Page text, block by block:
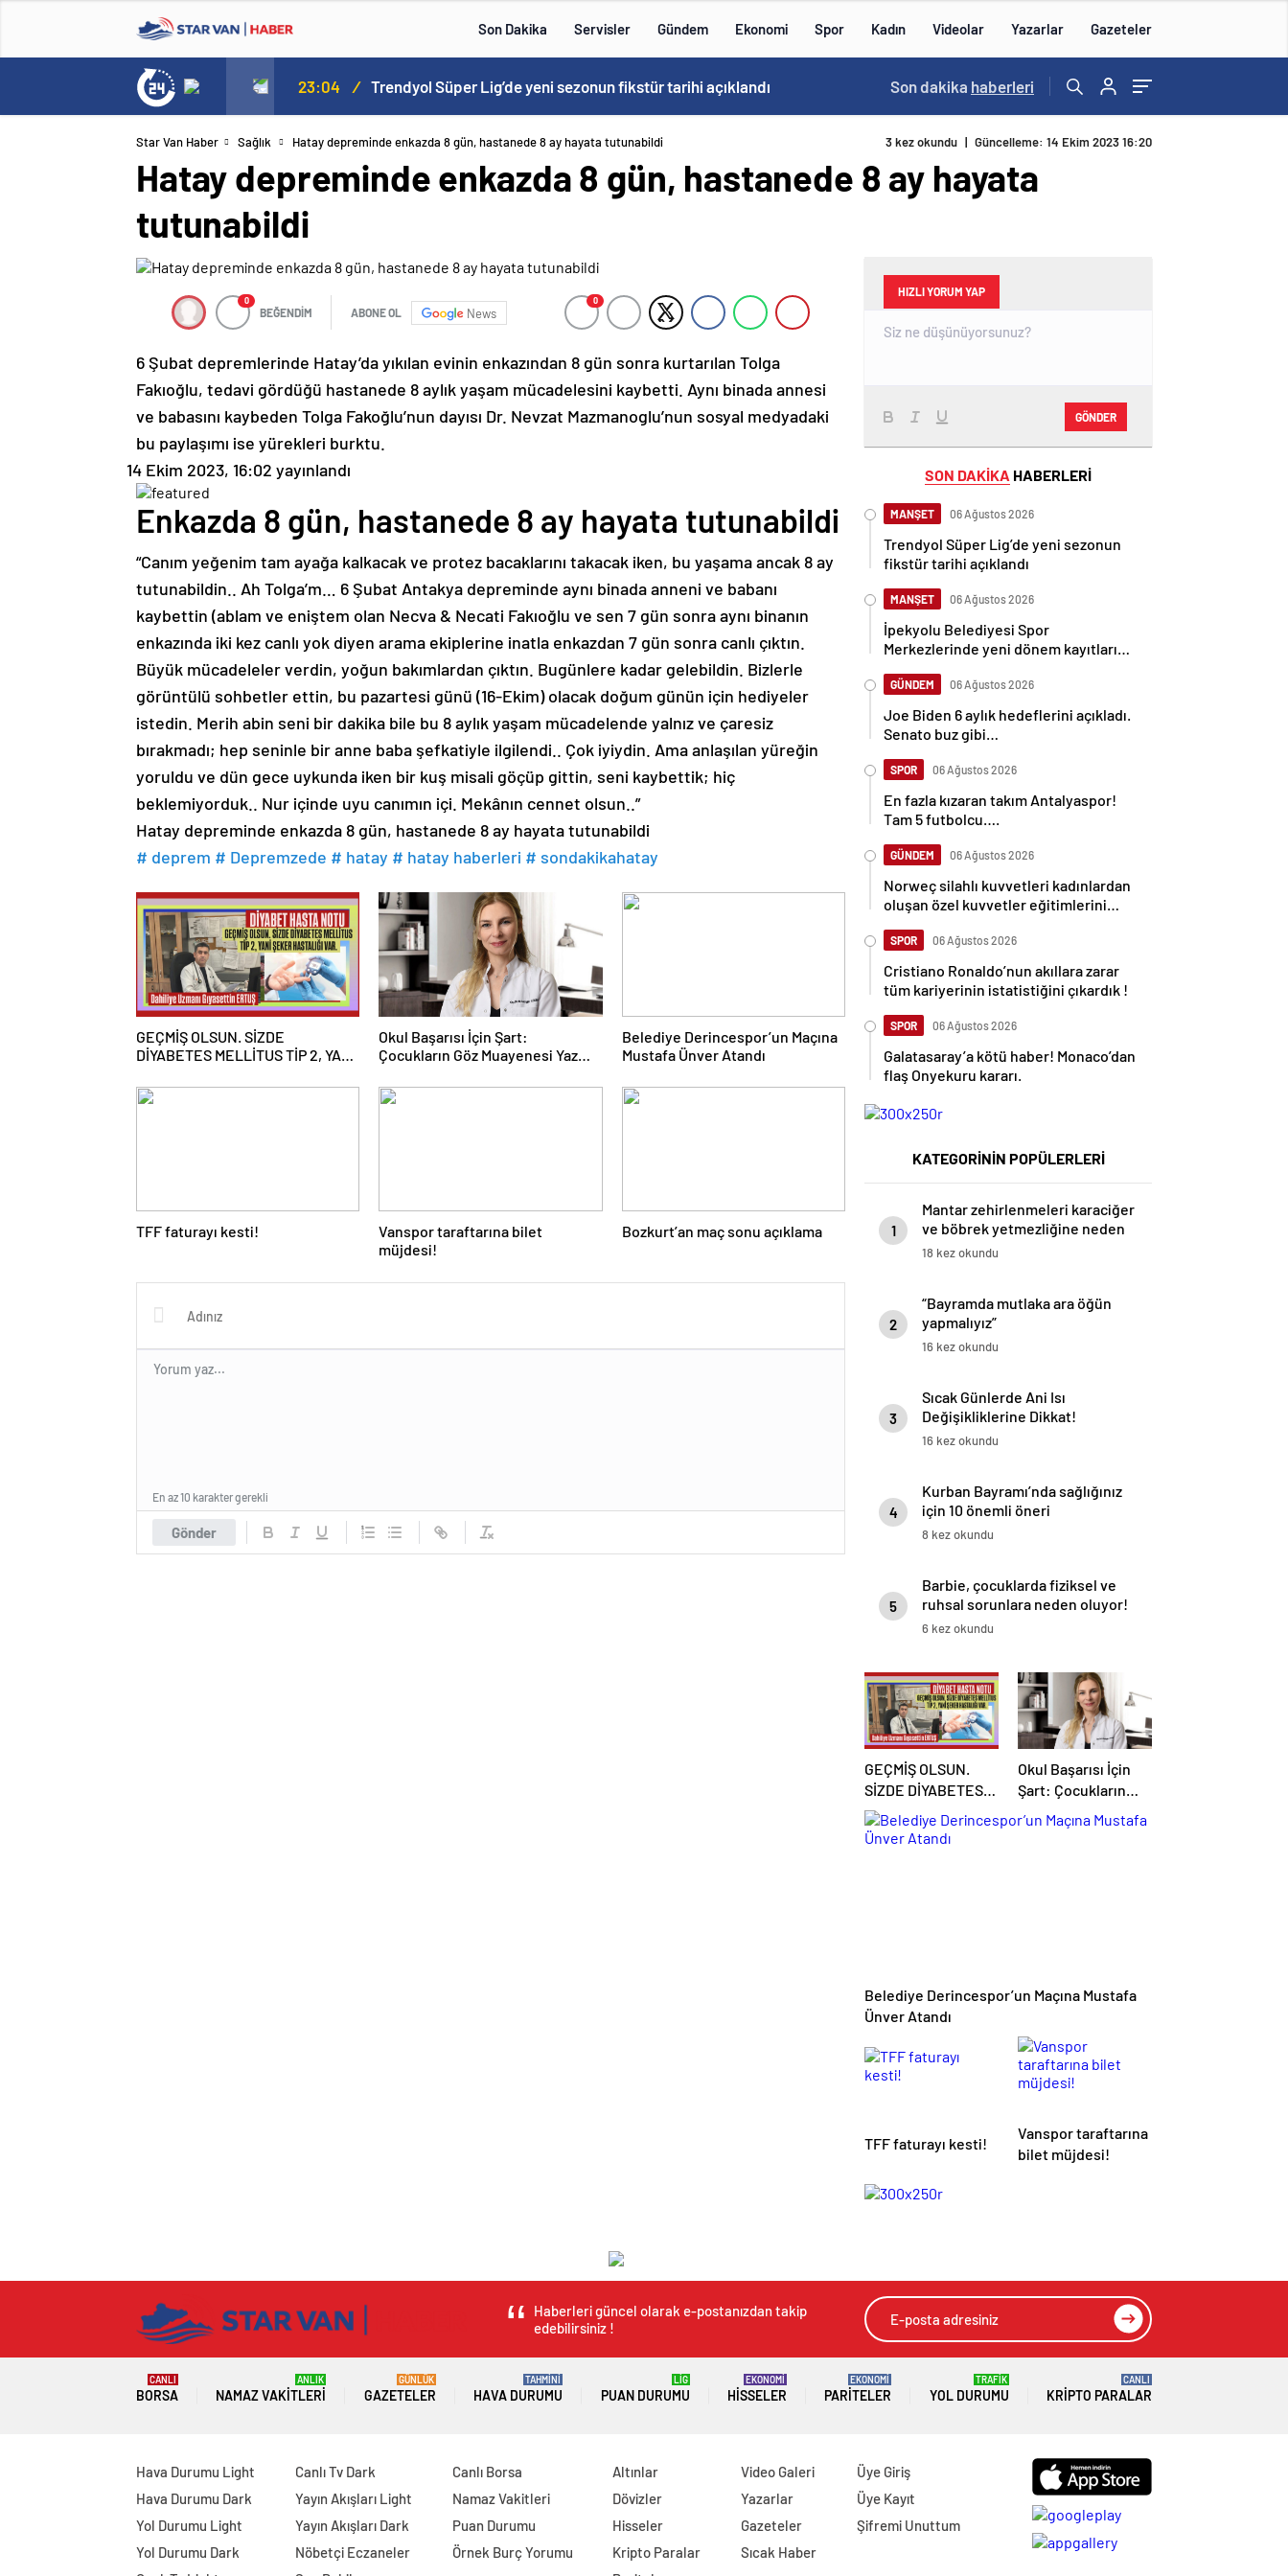
Son Dakika Servisler Gündem Ekonomi Spor Kadın Videolar Yazarlar Gazeteler
23:04 / Trendyol Süper Lig’de yeni sezonun fikstür tarihi açıklandı 22:29 /
Son dakika haberleri
Star Van Haber Sağlık Hatay depreminde enkazda 8 gün, hastanede 8 ay hayata tutunabildi 3 kez okundu | Güncelleme: 14 Ekim 2023 16:20
Hatay depreminde enkazda 8 gün, hastanede 8 ay hayata
tutunabildi
0
BEĞENDİM ABONE OL News
0
6 Şubat depremlerinde Hatay’da yıkılan evinin enkazından 8 gün sonra kurtarılan Tolga
Fakıoğlu, tedavi gördüğü hastanede 8 aylık yaşam mücadelesini kaybetti. Aynı binada annesi
ve babasını kaybeden Tolga Fakoğlu’nun dayısı Dr. Nevzat Mazmanoglu’nun sosyal medyadaki
bu paylaşımı ise yürekleri burktu.
14 Ekim 2023, 16:02 yayınlandı
Enkazda 8 gün, hastanede 8 ay hayata tutunabildi
“Canım yeğenim tam ayağa kalkacak ve protez bacaklarını takacak iken, bu yaşama ancak 8 ay
tutunabildin.. Ah Tolga’m… 6 Şubat Antakya depreminde aynı binada anneni ve babanı
kaybettin (ablam ve eniştem olan Necva & Necati Fakıoğlu ve sen 7 gün sonra aynı binanın
enkazında iki kez canlı yok diyen arama ekiplerine inatla enkazdan 7 gün sonra canlı çıktın.
Büyük mücadeleler verdin, yoğun bakımlardan çıktın. Bugünlere kadar gelebildin. Bizlerle
görüntülü sohbetler ettin, bu pazartesi günü (16-Ekim) olacak doğum günün için hediyeler
istedin. Merih abin seni bir dakika bile bu 8 aylık yaşam mücadelende yalnız ve çaresiz
bırakmadı; hep seninle bir anne baba şefkatiyle ilgilendi.. Çok iyiydin. Ama anlaşılan yüreğin
yoruldu ve dün gece uykunda iken bir kuş misali göçüp gittin, seni kaybettik; hiç
beklemiyorduk.. Nur içinde uyu canımın içi. Mekânın cennet olsun..”
Hatay depreminde enkazda 8 gün, hastanede 8 ay hayata tutunabildi
# deprem # Depremzede # hatay # hatay haberleri # sondakikahatay
GEÇMİŞ OLSUN. SİZDE
DİYABETES MELLİTUS TİP 2, YANİ
Okul Başarısı İçin Şart:
Çocukların Göz Muayenesi Yaz
Belediye Derincespor’un Maçına
Mustafa Ünver Atandı
TFF faturayı kesti!
Vanspor taraftarına bilet
müjdesi!
Bozkurt’an maç sonu açıklama
Gönder
En az 10 karakter gerekli
HIZLI YORUM YAP
GÖNDER
SON DAKİKA HABERLERİ
MANŞET 06 Ağustos 2026
Trendyol Süper Lig’de yeni sezonun
fikstür tarihi açıklandı
MANŞET 06 Ağustos 2026
İpekyolu Belediyesi Spor
Merkezlerinde yeni dönem kayıtları
GÜNDEM 06 Ağustos 2026
Joe Biden 6 aylık hedeflerini açıkladı.
Senato buz gibi…
SPOR 06 Ağustos 2026
En fazla kızaran takım Antalyaspor!
Tam 5 futbolcu….
GÜNDEM 06 Ağustos 2026
Norweç silahlı kuvvetleri kadınlardan
oluşan özel kuvvetler eğitimlerini
SPOR 06 Ağustos 2026
Cristiano Ronaldo’nun akıllara zarar
tüm kariyerinin istatistiğini çıkardık !
SPOR 06 Ağustos 2026
Galatasaray’a kötü haber! Monaco’dan
flaş Onyekuru kararı.
KATEGORİNİN POPÜLERLERİ
1
Mantar zehirlenmeleri karaciğer
ve böbrek yetmezliğine neden
olabilir
18 kez okundu
2
“Bayramda mutlaka ara öğün
yapmalıyız”
16 kez okundu
3
Sıcak Günlerde Ani Isı
Değişikliklerine Dikkat!
16 kez okundu
4
Kurban Bayramı’nda sağlığınız
için 10 önemli öneri
8 kez okundu
5
Barbie, çocuklarda fiziksel ve
ruhsal sorunlara neden oluyor!
6 kez okundu
GEÇMİŞ OLSUN.
SİZDE DİYABETES
MELLİTUS TİP 2,
YANİ ŞEKER
Okul Başarısı İçin
Şart: Çocukların
Göz Muayenesi Yaz
Tatilinde Yapılmalı
Belediye Derincespor’un Maçına Mustafa
Ünver Atandı
TFF faturayı kesti!
Vanspor taraftarına
bilet müjdesi!
Haberleri güncel olarak e-postanızdan takip
edebilirsiniz !
BORSA
CANLI
NAMAZ VAKITLERI
ANLIK
GAZETELER
GÜNLÜK
HAVA DURUMU
TAHMİNİ
PUAN DURUMU
LİG
HISSELER
EKONOMİ
PARITELER
EKONOMİ
YOL DURUMU
TRAFİK
KRIPTO PARALAR
CANLI
Hava Durumu Light
Hava Durumu Dark
Yol Durumu Light
Yol Durumu Dark
Canlı Tv Dark
Yayın Akışları Light
Yayın Akışları Dark
Nöbetçi Eczaneler
Canlı Borsa
Namaz Vakitleri
Puan Durumu
Örnek Burç Yorumu
Altınlar
Dövizler
Hisseler
Kripto Paralar
Video Galeri
Yazarlar
Gazeteler
Sıcak Haber
Üye Giriş
Üye Kayıt
Şifremi Unuttum